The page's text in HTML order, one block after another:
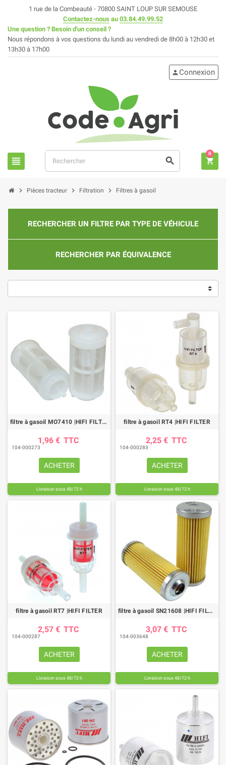
1 rue de la Combeauté - 70800 SAINT LOUP SUR SEMOUSE
Contactez-nous au 03.84.49.99.52
Une question ? Besoin d'un conseil ?
Nous répondons à vos questions du lundi au vendredi de 8h00 à 12h30 et
13h30 à 17h00
view_headline search
person Connexion
shopping_cart
0
chevron_right Pièces tracteur chevron_right Filtration chevron_right Filtres à gasoil
RECHERCHER UN FILTRE PAR TYPE DE VÉHICULE
RECHERCHER PAR ÉQUIVALENCE
filtre à gasoil MO7410 |HIFI FILTER
1,96 € TTC
104-000273
ACHETER
Livraison sous 48/72 h
filtre à gasoil RT4 |HIFI FILTER
2,25 € TTC
104-000283
ACHETER
Livraison sous 48/72 h
filtre à gasoil RT7 |HIFI FILTER
2,57 € TTC
104-000287
ACHETER
Livraison sous 48/72 h
filtre à gasoil SN21608 |HIFI FILTER
3,07 € TTC
104-003648
ACHETER
Livraison sous 48/72 h